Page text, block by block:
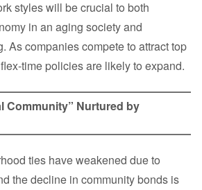
styles will be crucial to both
in an aging society and
As companies compete to attract top
time policies are likely to expand.
Community” Nurtured by
ties have weakened due to
the decline in community bonds is